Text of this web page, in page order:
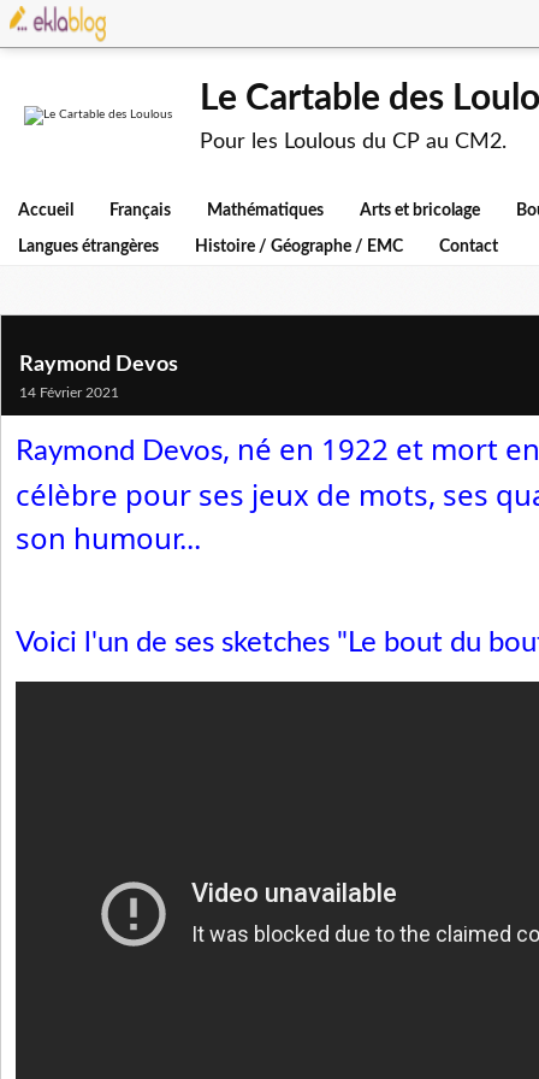
Le Cartable des
Pour les Loulous du CP au CM2.
Accueil Français Mathématiques Arts et bricolage
Langues étrangères Histoire / Géographe / EMC Contact
Raymond Devos
14 Février 2021
Raymond Devos, né en 1922 et mort
célèbre pour ses jeux de mots, ses
son humour...
Voici l'un de ses sketches "Le bout du